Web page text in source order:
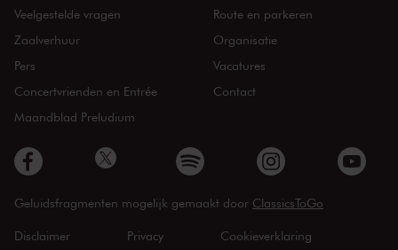
Veelgestelde vragen
Zaalverhuur
Pers
Concertvrienden en Entrée
Maandblad Preludium
Route en parkeren
Organisatie
Vacatures
Contact
Geluidsfragmenten mogelijk gemaakt door ClassicsToGo
Disclaimer Privacy Cookieverklaring